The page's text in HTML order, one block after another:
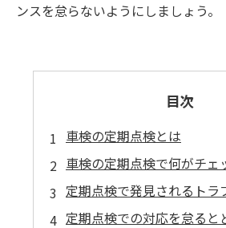
ンスを怠らないようにしましょう。
目次
車検の定期点検とは
車検の定期点検で何がチェ
定期点検で発見されるトラ
定期点検での対応を怠ると